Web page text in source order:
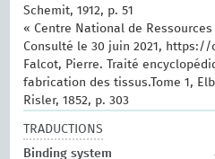
Schemit, 1912, p. 51
« Centre National de
Consulté le 30 juin 2021,
Falcot, Pierre. Traité
fabrication des tissus.Tome 1,
Risler, 1852, p. 303
TRADUCTIONS
Binding system